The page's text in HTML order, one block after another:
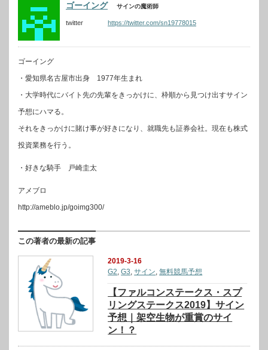
ゴーイング サインの魔術師
twitter https://twitter.com/sn19778015
ゴーイング
・愛知県名古屋市出身 1977年生まれ
・大学時代にバイト先の先輩をきっかけに、枠順から見つけ出すサイン
予想にハマる。
それをきっかけに賭け事が好きになり、就職先も証券会社。現在も株式
投資業務を行う。
・好きな騎手 戸崎圭太
アメブロ
http://ameblo.jp/goimg300/
この著者の最新の記事
2019-3-16
G2,G3,サイン,無料競馬予想
【ファルコンステークス・スプ
リングステークス2019】サイン
予想｜架空生物が重賞のサイ
ン！？